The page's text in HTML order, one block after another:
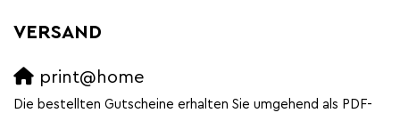
VERSAND
print@home
Die bestellten Gutscheine erhalten Sie umgehend als PDF-